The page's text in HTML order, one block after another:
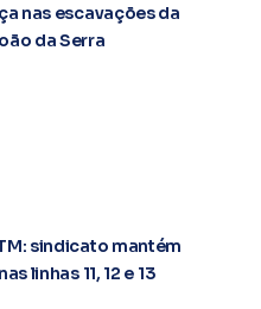
nas escavações da
da Serra
sindicato mantém
linhas 11, 12 e 13